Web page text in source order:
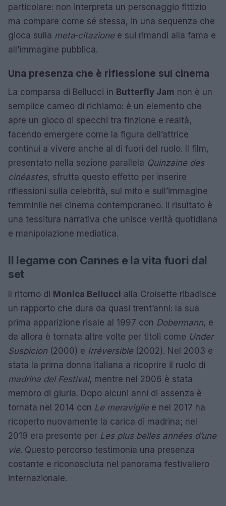
particolare: non interpreta un personaggio fittizio
ma compare come sé stessa, in una sequenza che
gioca sulla meta‑citazionee sui rimandi alla fama e
all’immagine pubblica.
Una presenza che è riflessione sul cinema
La comparsa di Bellucci in Butterfly Jam non è un
semplice cameo di richiamo: è un elemento che
apre un gioco di specchi tra finzione e realtà,
facendo emergere come la figura dell’attrice
continui a vivere anche al di fuori del ruolo. Il film,
presentato nella sezione parallela Quinzaine des
cinéastes, sfrutta questo effetto per inserire
riflessioni sulla celebrità, sul mito e sull’immagine
femminile nel cinema contemporaneo. Il risultato è
una tessitura narrativa che unisce verità quotidiana
e manipolazione mediatica.
Il legame con Cannes e la vita fuori dal
set
Il ritorno di Monica Bellucci alla Croisette ribadisce
un rapporto che dura da quasi trent’anni: la sua
prima apparizione risale al 1997 con Dobermann, e
da allora è tornata altre volte per titoli come Under
Suspicion (2000) e Irréversible(2002). Nel 2003 è
stata la prima donna italiana a ricoprire il ruolo di
madrina del Festival, mentre nel 2006 è stata
membro di giuria. Dopo alcuni anni di assenza è
tornata nel 2014 con Le meravigliee nel 2017 ha
ricoperto nuovamente la carica di madrina; nel
2019 era presente per Les plus belles années d’une
vie. Questo percorso testimonia una presenza
costante e riconosciuta nel panorama festivaliero
internazionale.